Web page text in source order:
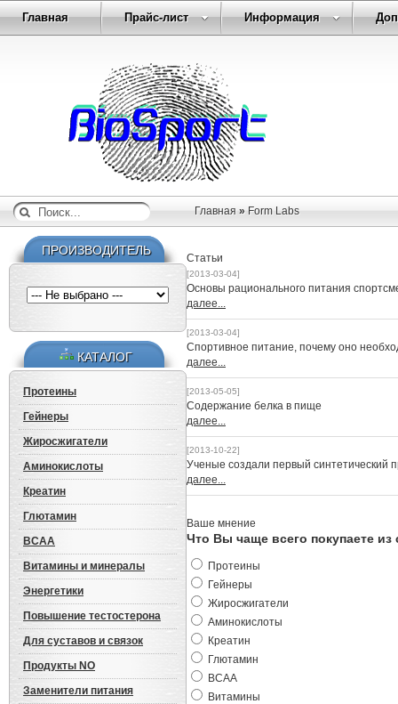
Главная Прайс-лист Информация
Главная » Form Labs
ПРОИЗВОДИТЕЛЬ
КАТАЛОГ
Протеины
Гейнеры
Жиросжигатели
Аминокислоты
Креатин
Глютамин
BCAA
Витамины и минералы
Энергетики
Повышение тестостерона
Для суставов и связок
Продукты NO
Заменители питания
Статьи
[2013-03-04]
Основы рационального питания
далее...
[2013-03-04]
Спортивное питание, почему оно
далее...
[2013-05-05]
Cодержание белка в пище
далее...
[2013-10-22]
Ученые создали первый синтетический
далее...
Ваше мнение
Что Вы чаще всего покупаете из
Протеины
Гейнеры
Жиросжигатели
Аминокислоты
Креатин
Глютамин
BCAA
Витамины